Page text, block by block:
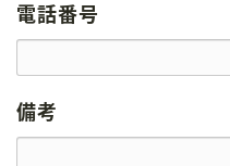
電話番号
備考